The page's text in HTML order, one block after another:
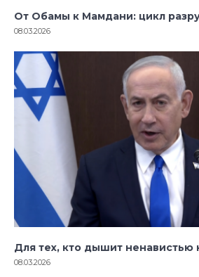
От Обамы к Мамдани: цикл
08.03.2026
Для тех, кто дышит ненавистью
08.03.2026